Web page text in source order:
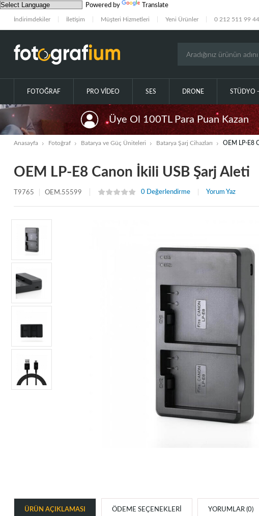
Powered by Translate
İndirimdekiler İletişim Müşteri Hizmetleri Yeni Ürünler 0 212 511 99 44
FOTOĞRAF PRO VIDEO SES DRONE STÜDYO
Üye Ol 100TL Para Puan Kazan
Anasayfa Fotoğraf Batarya ve Güç Üniteleri Batarya Şarj Cihazları OEM LP-E8
OEM LP-E8 Canon İkili USB Şarj Aleti
T9765 OEM.55599 0 Değerlendirme Yorum Yaz
ÜRÜN AÇIKLAMASI ÖDEME SEÇENEKLERI YORUMLAR (0)